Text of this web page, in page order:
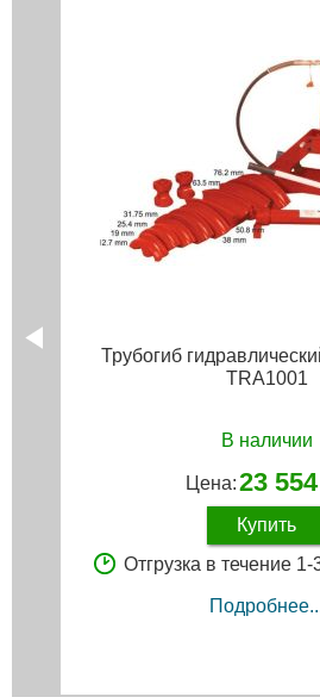
Трубогиб
TRA1001
В наличии
Цена:23 554
Купить
Отгрузка в течение